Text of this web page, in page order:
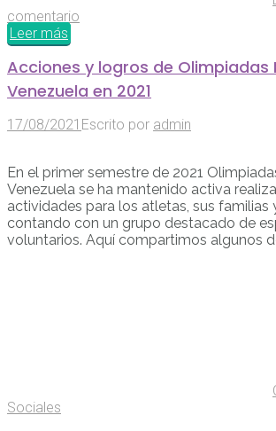
comentario
Leer más
Acciones y logros de Olimpiadas
Venezuela en 2021
17/08/2021 Escrito por admin
En el primer semestre de 2021
Venezuela se ha mantenido activa
actividades para los atletas, sus familias
contando con un grupo destacado de
voluntarios. Aquí compartimos algunos
Sociales